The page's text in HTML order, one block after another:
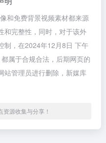
和免费背景视频素材都来源
和完整性，同时，对于该外
制，在2024年12月8日 下午
属于合规合法，后期网页的
站管理员进行删除，新媒库
源收集与分享！